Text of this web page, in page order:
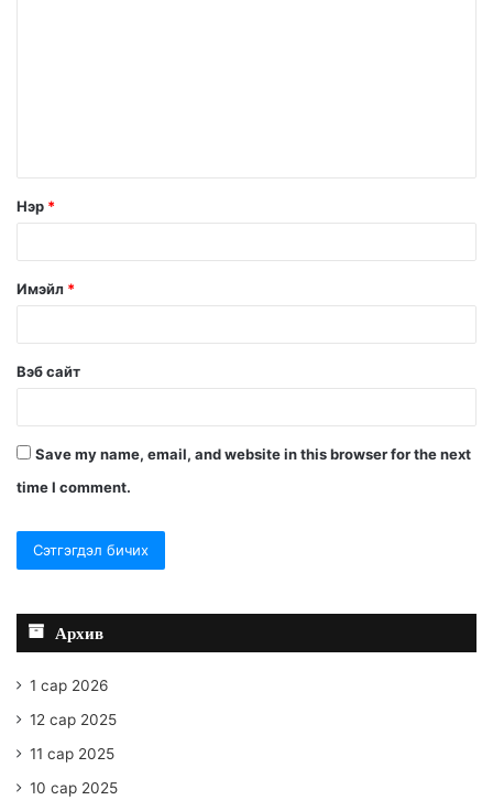
Нэр *
Имэйл *
Вэб сайт
Save my name, email, and website in this browser for the next
time I comment.
Архив
1 сар 2026
12 сар 2025
11 сар 2025
10 сар 2025